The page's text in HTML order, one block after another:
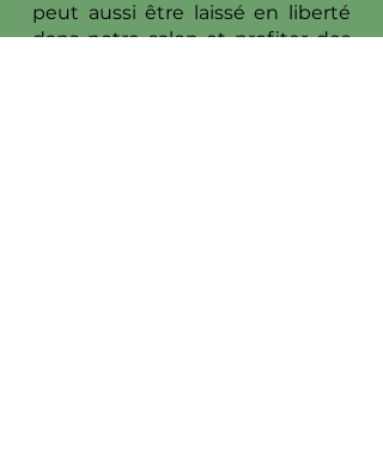
peut aussi être laissé en liberté
dans notre salon et profiter des